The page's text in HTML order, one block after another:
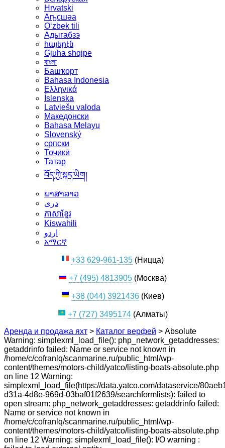
Hrvatski
Аҧсшәа
Oʻzbek tili
Адыгабзэ
հայերէն
Gjuha shqipe
বাংলা
Башҡорт
Bahasa Indonesia
Ελληνικά
Íslenska
Latviešu valoda
Македонски
Bahasa Melayu
Slovenský
српски
Тоҷикӣ
Татар
བོད་ཀྱི་སྐད་ཡིག།
ພາສາລາວ
دری
ភាសាខ្មែរ
Kiswahili
اردو
አማርኛ
+33 629-961-135 (Ницца)
+7 (495) 4813905(Москва)
+38 (044) 3921436(Киев)
+7 (727) 3495174(Алматы)
Аренда и продажа яхт > Каталог верфей > Absolute
Warning: simplexml_load_file(): php_network_getaddresses:
getaddrinfo failed: Name or service not known in
/home/c/cofranlq/scanmarine.ru/public_html/wp-
content/themes/motors-child/yatco/listing-boats-absolute.php
on line 12 Warning:
simplexml_load_file(https://data.yatco.com/dataservice/
d31a-4d8e-969d-03baf01f2639/searchformlists): failed to
open stream: php_network_getaddresses: getaddrinfo failed:
Name or service not known in
/home/c/cofranlq/scanmarine.ru/public_html/wp-
content/themes/motors-child/yatco/listing-boats-absolute.php
on line 12 Warning: simplexml_load_file(): I/O warning :